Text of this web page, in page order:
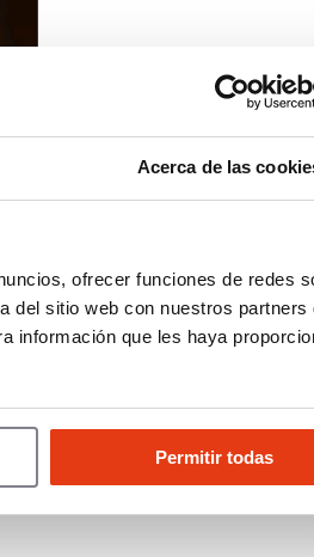
Acerca de las
ofrecer funciones de redes
del sitio web con nuestros partners
información que les haya
Permitir todas